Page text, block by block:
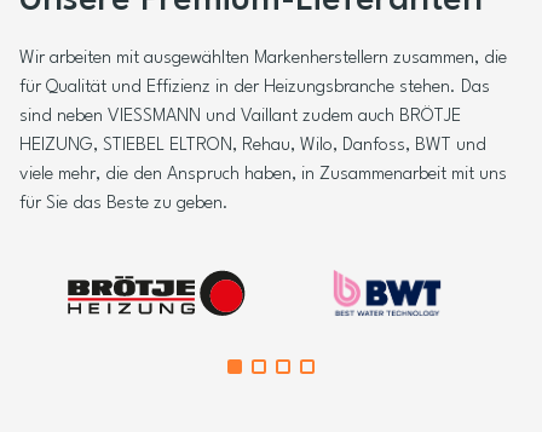
Wir arbeiten mit ausgewählten Markenherstellern zusammen, die
für Qualität und Effizienz in der Heizungsbranche stehen. Das
sind neben VIESSMANN und Vaillant zudem auch BRÖTJE
HEIZUNG, STIEBEL ELTRON, Rehau, Wilo, Danfoss, BWT und
viele mehr, die den Anspruch haben, in Zusammenarbeit mit uns
für Sie das Beste zu geben.